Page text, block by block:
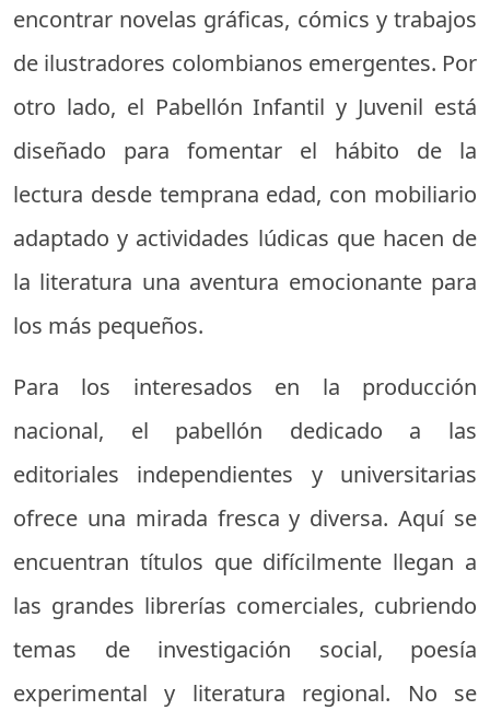
encontrar novelas gráficas, cómics y trabajos
de ilustradores colombianos emergentes. Por
otro lado, el Pabellón Infantil y Juvenil está
diseñado para fomentar el hábito de la
lectura desde temprana edad, con mobiliario
adaptado y actividades lúdicas que hacen de
la literatura una aventura emocionante para
los más pequeños.
Para los interesados en la producción
nacional, el pabellón dedicado a las
editoriales independientes y universitarias
ofrece una mirada fresca y diversa. Aquí se
encuentran títulos que difícilmente llegan a
las grandes librerías comerciales, cubriendo
temas de investigación social, poesía
experimental y literatura regional. No se